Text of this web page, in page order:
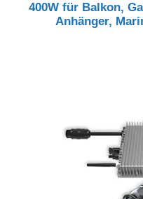
400W für Balkon,
Anhänger,